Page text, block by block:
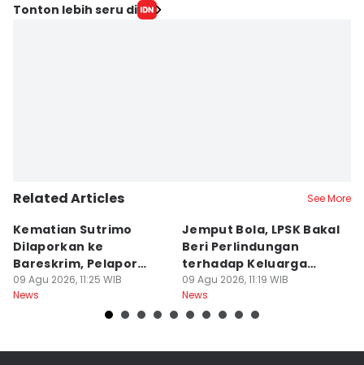
Tonton lebih seru di
Related Articles See More
Kematian Sutrimo
Dilaporkan ke
Bareskrim, Pelapor
Minta Ekshumasi
09 Agu 2026, 11:25 WIB
News
Jemput Bola, LPSK Bakal
Beri Perlindungan
terhadap Keluarga
Sutrimo
09 Agu 2026, 11:19 WIB
News